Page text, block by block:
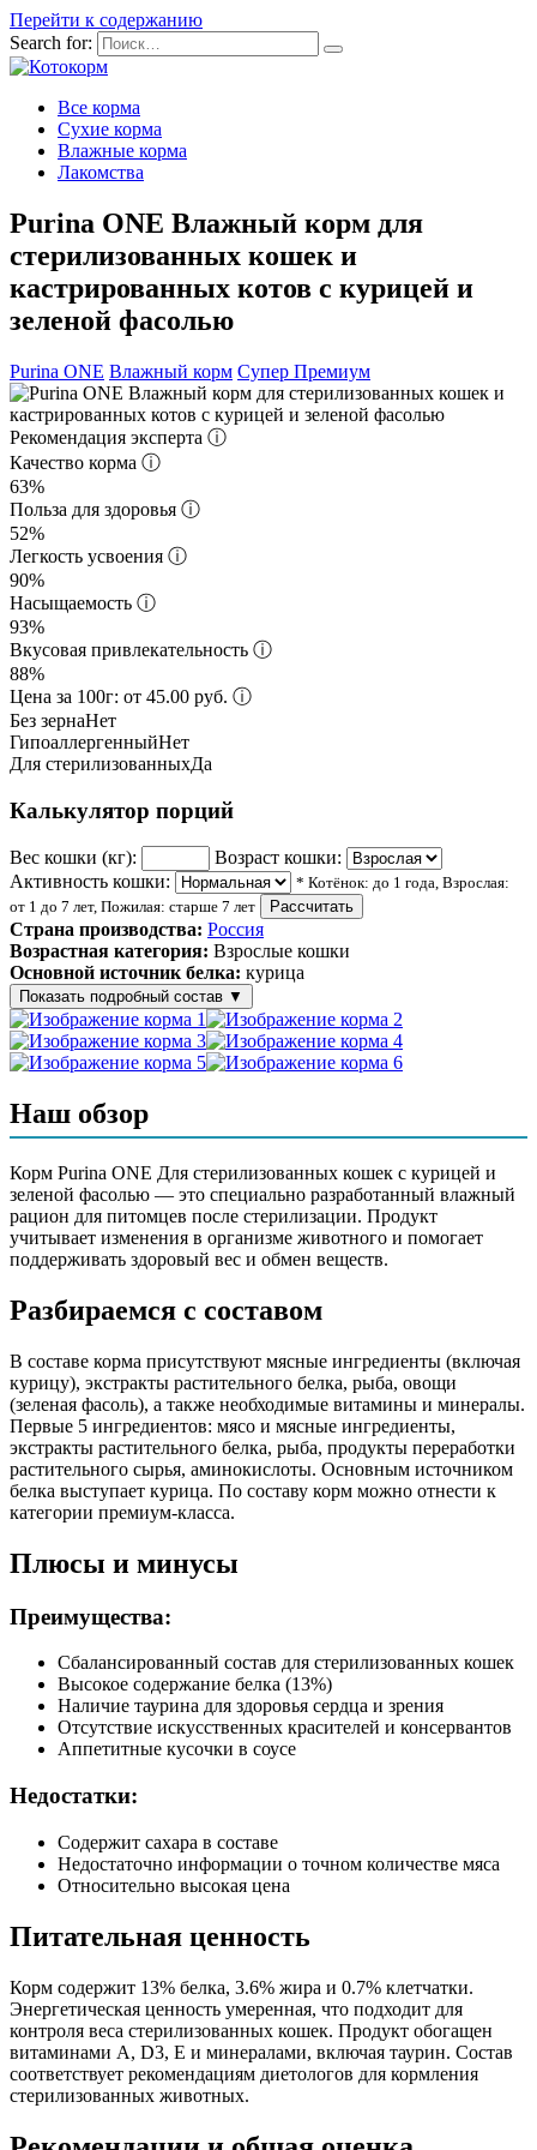
Перейти к содержанию
Search for:
Все корма
Сухие корма
Влажные корма
Лакомства
Purina ONE Влажный корм для
стерилизованных кошек и
кастрированных котов с курицей и
зеленой фасолью
Purina ONE Влажный корм Супер Премиум
Рекомендация эксперта ⓘ
Качество корма ⓘ
63%
Польза для здоровья ⓘ
52%
Легкость усвоения ⓘ
90%
Насыщаемость ⓘ
93%
Вкусовая привлекательность ⓘ
88%
Цена за 100г: от 45.00 руб. ⓘ
Без зернаНет
ГипоаллергенныйНет
Для стерилизованныхДа
Калькулятор порций
Вес кошки (кг):
Возраст кошки:
Активность кошки:
* Котёнок: до 1 года, Взрослая:
от 1 до 7 лет, Пожилая: старше 7 лет
Рассчитать
Страна производства: Россия
Возрастная категория: Взрослые кошки
Основной источник белка: курица
Показать подробный состав ▼
Состав корма
растительного белка, рыба и продукты ее переработки,
продукты переработки растительного сырья, аминокислоты,
фасоль), загустители, сахара, витамины
Аналитический состав
белок 13%, жир 3.6%, клетчатка 0.7%, зола 2.3%, влага 78%
Дополнительные ингредиенты
зеленая фасоль, таурин, витамины, минералы
Пищевая ценность
Белок (%)
13
Жир (%)
3.6
Клетчатка (%) 0.7
Влага (%)
78
Наш обзор
Корм Purina ONE Для стерилизованных кошек с курицей и
зеленой фасолью — это специально разработанный влажный
рацион для питомцев после стерилизации. Продукт
учитывает изменения в организме животного и помогает
поддерживать здоровый вес и обмен веществ.
Разбираемся с составом
В составе корма присутствуют мясные ингредиенты (включая
курицу), экстракты растительного белка, рыба, овощи
(зеленая фасоль), а также необходимые витамины и минералы.
Первые 5 ингредиентов: мясо и мясные ингредиенты,
экстракты растительного белка, рыба, продукты переработки
растительного сырья, аминокислоты. Основным источником
белка выступает курица. По составу корм можно отнести к
категории премиум-класса.
Плюсы и минусы
Преимущества:
Сбалансированный состав для стерилизованных кошек
Высокое содержание белка (13%)
Наличие таурина для здоровья сердца и зрения
Отсутствие искусственных красителей и консервантов
Аппетитные кусочки в соусе
Недостатки:
Содержит сахара в составе
Недостаточно информации о точном количестве мяса
Относительно высокая цена
Питательная ценность
Корм содержит 13% белка, 3.6% жира и 0.7% клетчатки.
Энергетическая ценность умеренная, что подходит для
контроля веса стерилизованных кошек. Продукт обогащен
витаминами A, D3, E и минералами, включая таурин. Состав
соответствует рекомендациям диетологов для кормления
стерилизованных животных.